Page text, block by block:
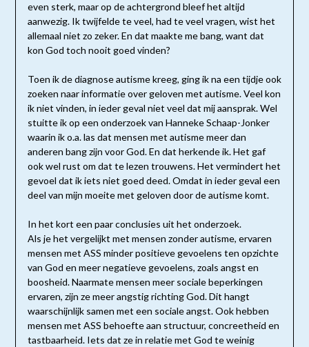
even sterk, maar op de achtergrond bleef het altijd
aanwezig. Ik twijfelde te veel, had te veel vragen, wist het
allemaal niet zo zeker. En dat maakte me bang, want dat
kon God toch nooit goed vinden?
Toen ik de diagnose autisme kreeg, ging ik na een tijdje ook
zoeken naar informatie over geloven met autisme. Veel kon
ik niet vinden, in ieder geval niet veel dat mij aansprak. Wel
stuitte ik op een onderzoek van Hanneke Schaap-Jonker
waarin ik o.a. las dat mensen met autisme meer dan
anderen bang zijn voor God. En dat herkende ik. Het gaf
ook wel rust om dat te lezen trouwens. Het vermindert het
gevoel dat ik iets niet goed deed. Omdat in ieder geval een
deel van mijn moeite met geloven door de autisme komt.
In het kort een paar conclusies uit het onderzoek.
Als je het vergelijkt met mensen zonder autisme, ervaren
mensen met ASS minder positieve gevoelens ten opzichte
van God en meer negatieve gevoelens, zoals angst en
boosheid. Naarmate mensen meer sociale beperkingen
ervaren, zijn ze meer angstig richting God. Dit hangt
waarschijnlijk samen met een sociale angst. Ook hebben
mensen met ASS behoefte aan structuur, concreetheid en
tastbaarheid. Iets dat ze in relatie met God te weinig